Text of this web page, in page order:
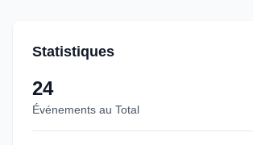
Statistiques
24
Événements au Total